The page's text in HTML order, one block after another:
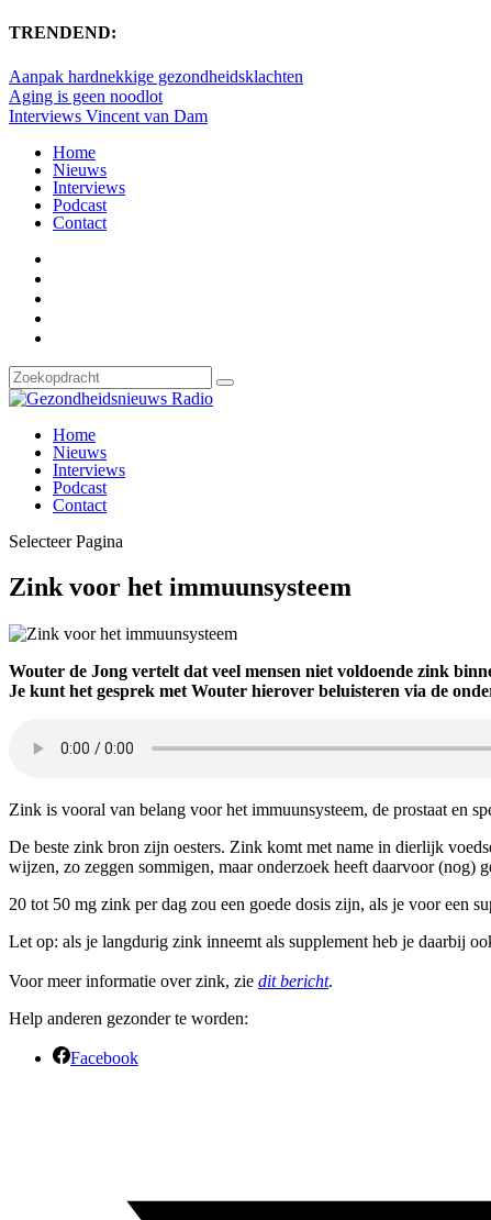
TRENDEND:
Aanpak hardnekkige gezondheidsklachten
Aging is geen noodlot
Interviews Vincent van Dam
Home
Nieuws
Interviews
Podcast
Contact
Home
Nieuws
Interviews
Podcast
Contact
Selecteer Pagina
Zink voor het immuunsysteem
Wouter de Jong vertelt dat veel mensen niet voldoende zink
Je kunt het gesprek met Wouter hierover beluisteren via de
Zink is vooral van belang voor het immuunsysteem, de prostaat en
De beste zink bron zijn oesters. Zink komt met name in dierlijk
wijzen, zo zeggen sommigen, maar onderzoek heeft daarvoor (nog)
20 tot 50 mg zink per dag zou een goede dosis zijn, als je voor een
Let op: als je langdurig zink inneemt als supplement heb je daarbij
Voor meer informatie over zink, zie dit bericht.
Help anderen gezonder te worden:
Facebook